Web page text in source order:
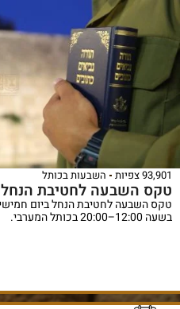
93,901 צפיות השבעות בכותל
טקס השבעה לחטיבת הנחל
בשעה 12:00–20:00 בכותל המערבי.